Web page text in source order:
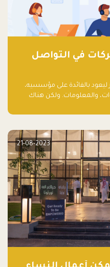
في التواصل
بالفائدة على مؤسسيه،
والمعلومات. ولكن هناك
21-08-2023